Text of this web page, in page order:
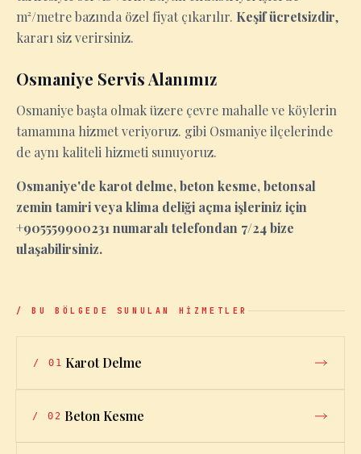
m²/metre bazında özel fiyat çıkarılır. Keşif ücretsizdir,
kararı siz verirsiniz.
Osmaniye Servis Alanımız
Osmaniye başta olmak üzere çevre mahalle ve köylerin
tamamına hizmet veriyoruz. gibi Osmaniye ilçelerinde
de aynı kaliteli hizmeti sunuyoruz.
Osmaniye'de karot delme, beton kesme, betonsal
zemin tamiri veya klima deliği açma işleriniz için
+905559900231 numaralı telefondan 7/24 bize
ulaşabilirsiniz.
/ BU BÖLGEDE SUNULAN HİZMETLER
/ 01 Karot Delme
/ 02 Beton Kesme